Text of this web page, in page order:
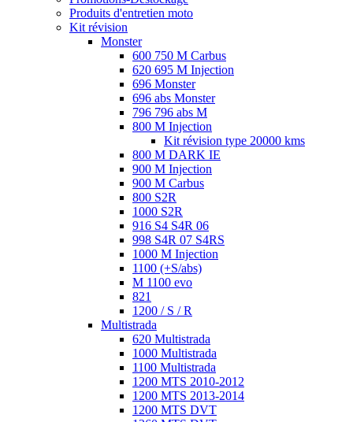
Produits d'entretien moto
Kit révision
Monster
600 750 M Carbus
620 695 M Injection
696 Monster
696 abs Monster
796 796 abs M
800 M Injection
Kit révision type 20000 kms
800 M DARK IE
900 M Injection
900 M Carbus
800 S2R
1000 S2R
916 S4 S4R 06
998 S4R 07 S4RS
1000 M Injection
1100 (+S/abs)
M 1100 evo
821
1200 / S / R
Multistrada
620 Multistrada
1000 Multistrada
1100 Multistrada
1200 MTS 2010-2012
1200 MTS 2013-2014
1200 MTS DVT